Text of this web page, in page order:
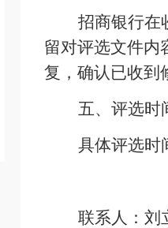
招商银行在
留对评选文件内
复，确认已收到
五、评选时
具体评选时
联系人：刘